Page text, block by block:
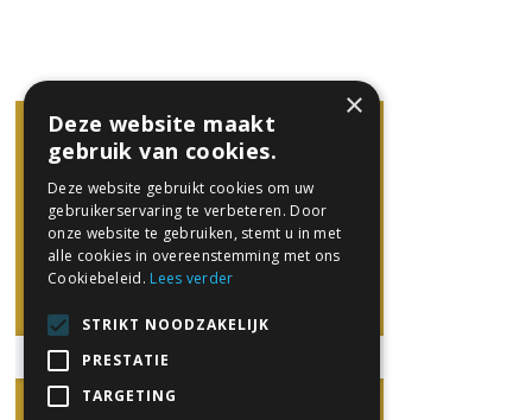
×
Deze website maakt
gebruik van cookies.
Deze website gebruikt cookies om uw
gebruikerservaring te verbeteren. Door
onze website te gebruiken, stemt u in met
alle cookies in overeenstemming met ons
Cookiebeleid. Lees verder
STRIKT NOODZAKELIJK
PRESTATIE
TARGETING